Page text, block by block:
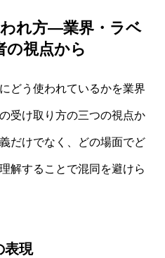
れ方—業界・ラベ
の視点から
どう使われているかを業界
受け取り方の三つの視点か
だけでなく、どの場面でど
解することで混同を避けら
表現